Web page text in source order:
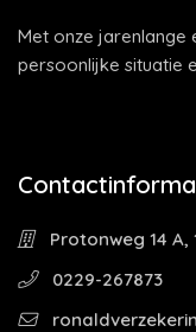
Met onze jarenlange
persoonlijke situatie
Protonweg 14 A,
0229-267873